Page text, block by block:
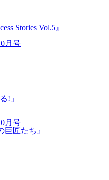
Stories Vol.5』
月号
!」
月号
匠たち』